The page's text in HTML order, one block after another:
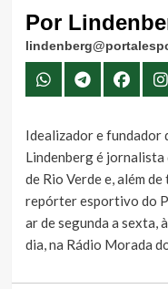
Por
Idealizador e fundador
Lindenberg é
de Rio Verde e, além
repórter esportivo do
ar de segunda a sexta,
dia, na Rádio Morada